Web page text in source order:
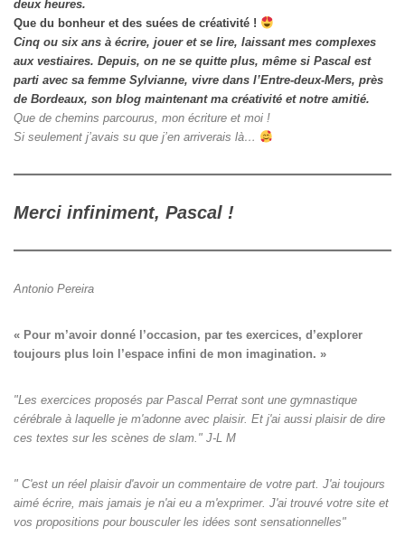
deux heures.
Que du bonheur et des suées de créativité !
Cinq ou six ans à écrire, jouer et se lire, laissant mes complexes
aux vestiaires. Depuis, on ne se quitte plus, même si Pascal est
parti avec sa femme Sylvianne, vivre dans l’Entre-deux-Mers, près
de Bordeaux, son blog maintenant ma créativité et notre amitié.
Que de chemins parcourus, mon écriture et moi !
Si seulement j’avais su que j’en arriverais là…
Merci infiniment, Pascal !
Antonio Pereira
« Pour m’avoir donné l’occasion, par tes exercices, d’explorer
toujours plus loin l’espace infini de mon imagination. »
"Les exercices proposés par Pascal Perrat sont une gymnastique
cérébrale à laquelle je m'adonne avec plaisir. Et j'ai aussi plaisir de dire
ces textes sur les scènes de slam." J-L M
" C'est un réel plaisir d'avoir un commentaire de votre part. J'ai toujours
aimé écrire, mais jamais je n'ai eu a m'exprimer. J'ai trouvé votre site et
vos propositions pour bousculer les idées sont sensationnelles"